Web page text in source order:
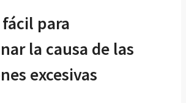
para
la causa de las
excesivas